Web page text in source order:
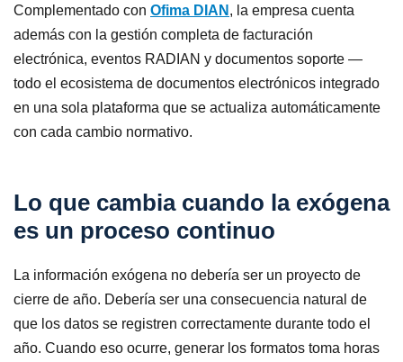
Complementado con Ofima DIAN, la empresa cuenta
además con la gestión completa de facturación
electrónica, eventos RADIAN y documentos soporte —
todo el ecosistema de documentos electrónicos integrado
en una sola plataforma que se actualiza automáticamente
con cada cambio normativo.
Lo que cambia cuando la exógena
es un proceso continuo
La información exógena no debería ser un proyecto de
cierre de año. Debería ser una consecuencia natural de
que los datos se registren correctamente durante todo el
año. Cuando eso ocurre, generar los formatos toma horas